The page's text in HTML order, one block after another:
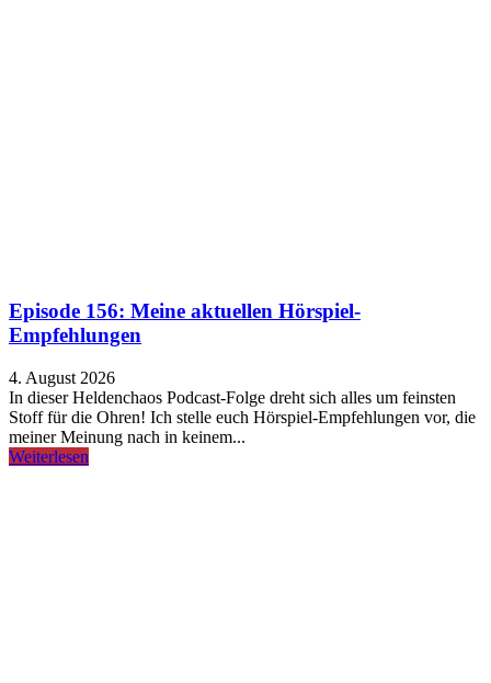
Episode 156: Meine aktuellen Hörspiel-
Empfehlungen
4. August 2026
In dieser Heldenchaos Podcast-Folge dreht sich alles um feinsten
Stoff für die Ohren! Ich stelle euch Hörspiel-Empfehlungen vor, die
meiner Meinung nach in keinem...
Weiterlesen